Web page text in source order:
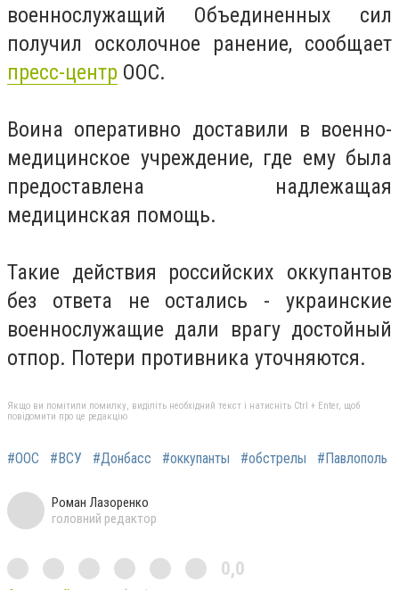
военнослужащий Объединенных сил
получил осколочное ранение, сообщает
пресс-центр ООС.
Воина оперативно доставили в военно-
медицинское учреждение, где ему была
предоставлена надлежащая
медицинская помощь.
Такие действия российских оккупантов
без ответа не остались - украинские
военнослужащие дали врагу достойный
отпор. Потери противника уточняются.
Якщо ви помітили помилку, виділіть необхідний текст і натисніть Ctrl + Enter, щоб
повідомити про це редакцію
#ООС #ВСУ #Донбасс #оккупанты #обстрелы #Павлополь
Роман Лазоренко
головний редактор
0,0